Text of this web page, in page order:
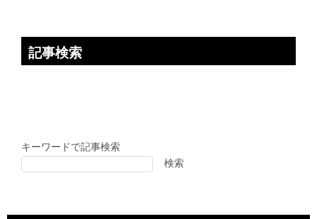
記事検索
キーワードで記事検索
検索